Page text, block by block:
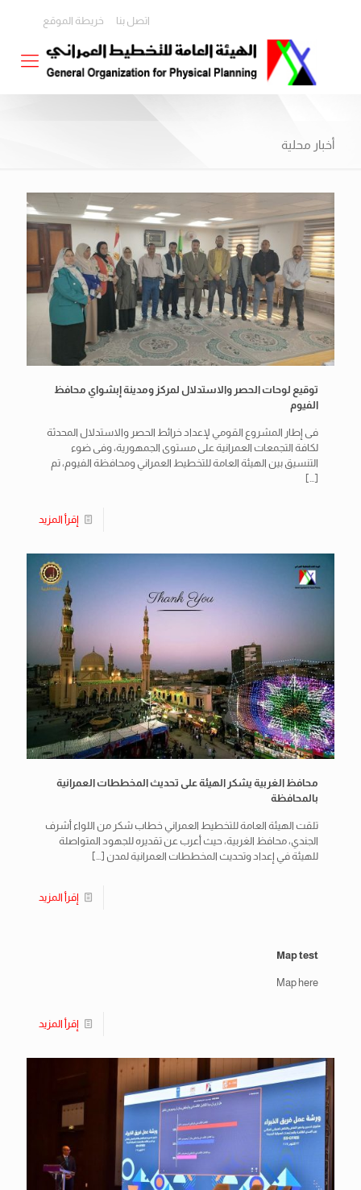
اتصل بنا خريطة الموقع
أخبار محلية
توقيع لوحات الحصر والاستدلال لمركز ومدينة إبشواي محافظ
الفيوم
فى إطار المشروع القومي لإعداد خرائط الحصر والاستدلال المحدثة
لكافة التجمعات العمرانية على مستوى الجمهورية، وفى ضوء
التنسيق بين الهيئة العامة للتخطيط العمراني ومحافظة الفيوم، تم
[…]
إقرأ المزيد
محافظ الغربية يشكر الهيئة على تحديث المخططات العمرانية
بالمحافظة
تلقت الهيئة العامة للتخطيط العمراني خطاب شكر من اللواء أشرف
الجندي، محافظ الغربية، حيث أعرب عن تقديره للجهود المتواصلة
للهيئة في إعداد وتحديث المخططات العمرانية لمدن […]
إقرأ المزيد
Map test
Map here
إقرأ المزيد